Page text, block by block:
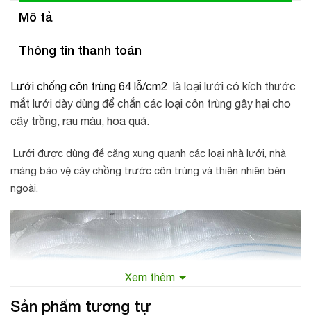
Mô tả
Thông tin thanh toán
Lưới chống côn trùng 64 lỗ/cm2 là loại lưới có kích thước
mắt lưới dày dùng để chắn các loại côn trùng gây hại cho
cây trồng, rau màu, hoa quả.
Lưới được dùng để căng xung quanh các loại nhà lưới, nhà
màng bảo vệ cây chồng trước côn trùng và thiên nhiên bên
ngoài.
Xem thêm
Sản phẩm tương tự